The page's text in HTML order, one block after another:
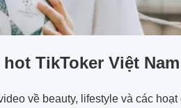
TikToker Việt Nam
về beauty, lifestyle và các hoạt